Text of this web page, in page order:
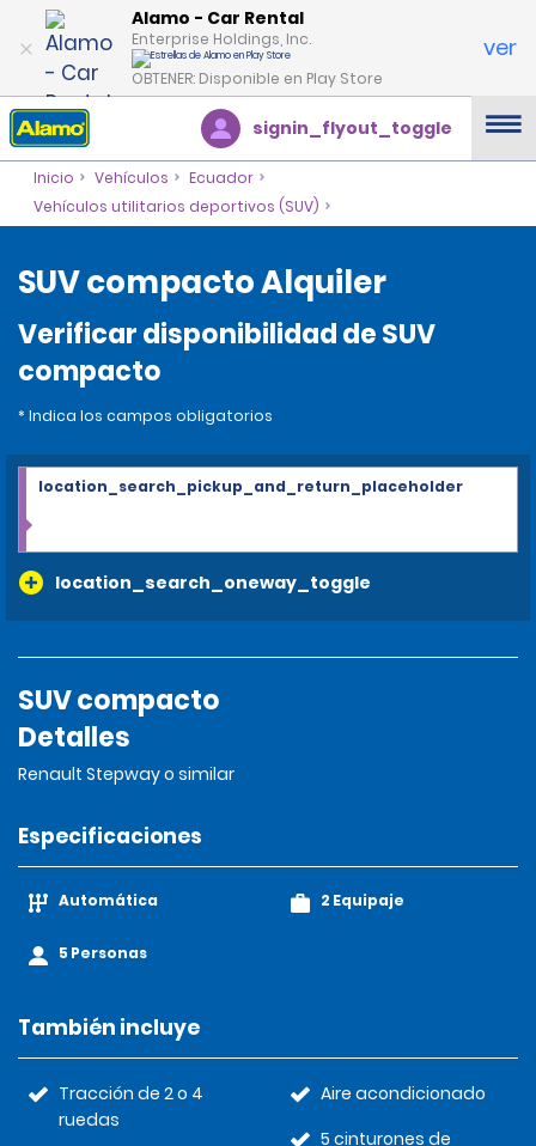
Alamo - Car Rental
Enterprise Holdings, Inc.
OBTENER: Disponible en Play Store
ver
signin_flyout_toggle
Inicio Vehículos
Ecuador
Vehículos utilitarios deportivos (SUV)
SUV compacto Alquiler
Verificar disponibilidad de SUV
compacto
* Indica los campos obligatorios
location_search_oneway_toggle
location_search_pickup_and_return_placeholder
SUV compacto
Detalles
Renault Stepway o similar
Especificaciones
Automática
5 Personas
2 Equipaje
También incluye
Tracción de 2 o 4
ruedas
Aire acondicionado
5 cinturones de